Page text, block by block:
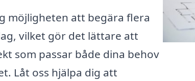
möjligheten att begära flera
vilket gör det lättare att
som passar både dina behov
Låt oss hjälpa dig att